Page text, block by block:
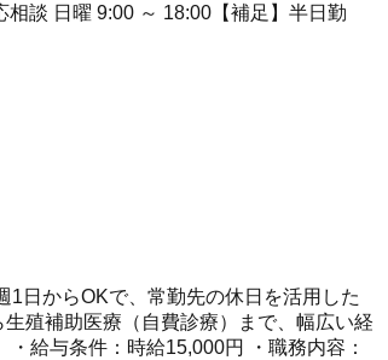
談 日曜 9:00 ～ 18:00【補足】半日勤
からOKで、常勤先の休日を活用した
殖補助医療（自費診療）まで、幅広い経
給与条件：時給15,000円 ・職務内容：